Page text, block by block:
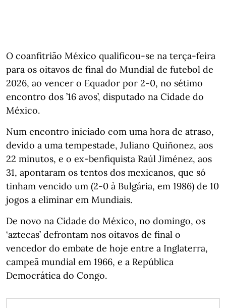
O coanfitrião México qualificou-se na terça-feira
para os oitavos de final do Mundial de futebol de
2026, ao vencer o Equador por 2-0, no sétimo
encontro dos ’16 avos’, disputado na Cidade do
México.
Num encontro iniciado com uma hora de atraso,
devido a uma tempestade, Juliano Quiñonez, aos
22 minutos, e o ex-benfiquista Raúl Jiménez, aos
31, apontaram os tentos dos mexicanos, que só
tinham vencido um (2-0 à Bulgária, em 1986) de 10
jogos a eliminar em Mundiais.
De novo na Cidade do México, no domingo, os
‘aztecas’ defrontam nos oitavos de final o
vencedor do embate de hoje entre a Inglaterra,
campeã mundial em 1966, e a República
Democrática do Congo.